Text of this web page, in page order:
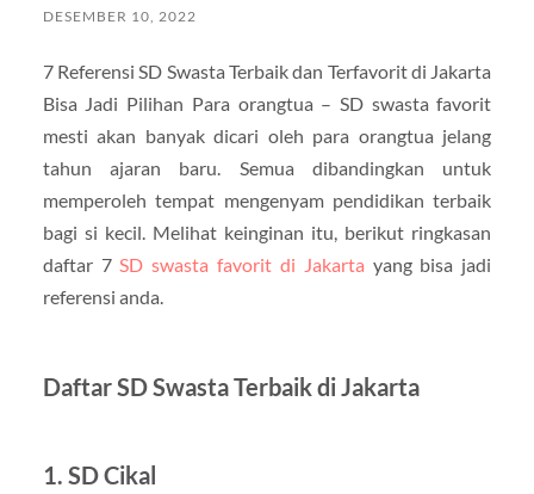
DESEMBER 10, 2022
7 Referensi SD Swasta Terbaik dan Terfavorit di Jakarta
Bisa Jadi Pilihan Para orangtua – SD swasta favorit
mesti akan banyak dicari oleh para orangtua jelang
tahun ajaran baru. Semua dibandingkan untuk
memperoleh tempat mengenyam pendidikan terbaik
bagi si kecil. Melihat keinginan itu, berikut ringkasan
daftar 7SD swasta favorit di Jakarta yang bisa jadi
referensi anda.
Daftar SD Swasta Terbaik di Jakarta
1. SD Cikal